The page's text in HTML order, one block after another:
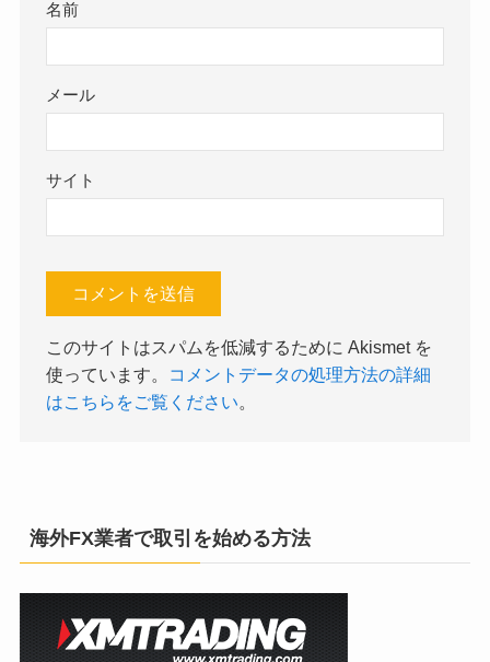
名前
メール
サイト
このサイトはスパムを低減するために Akismet を
使っています。
コメントデータの処理方法の詳細
はこちらをご覧ください。
海外FX業者で取引を始める方法